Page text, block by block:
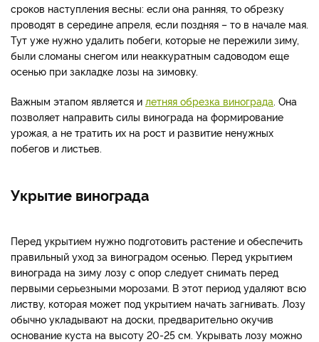
сроков наступления весны: если она ранняя, то обрезку
проводят в середине апреля, если поздняя – то в начале мая.
Тут уже нужно удалить побеги, которые не пережили зиму,
были сломаны снегом или неаккуратным садоводом еще
осенью при закладке лозы на зимовку.
Важным этапом является и летняя обрезка винограда . Она
позволяет направить силы винограда на формирование
урожая, а не тратить их на рост и развитие ненужных
побегов и листьев.
Укрытие винограда
Перед укрытием нужно подготовить растение и обеспечить
правильный уход за виноградом осенью. Перед укрытием
винограда на зиму лозу с опор следует снимать перед
первыми серьезными морозами. В этот период удаляют всю
листву, которая может под укрытием начать загнивать. Лозу
обычно укладывают на доски, предварительно окучив
основание куста на высоту 20-25 см. Укрывать лозу можно